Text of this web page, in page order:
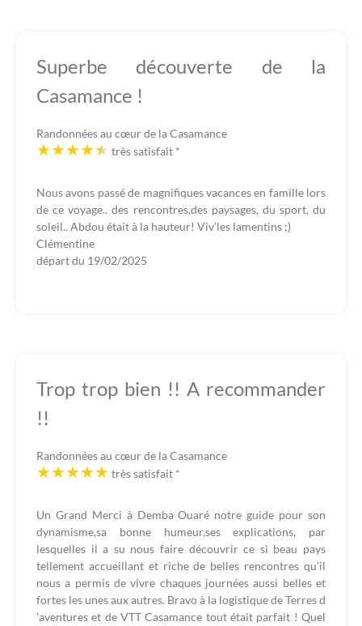
Superbe découverte de la
Casamance !
Randonnées au cœur de la Casamance
très satisfait *
Nous avons passé de magnifiques vacances en famille lors
de ce voyage.. des rencontres,des paysages, du sport, du
soleil.. Abdou était à la hauteur! Viv’les lamentins ;)
Clémentine
départ du 19/02/2025
Trop trop bien !! A recommander
!!
Randonnées au cœur de la Casamance
très satisfait *
Un Grand Merci à Demba Ouaré notre guide pour son
dynamisme,sa bonne humeur,ses explications, par
lesquelles il a su nous faire découvrir ce si beau pays
tellement accueillant et riche de belles rencontres qu'il
nous a permis de vivre chaques journées aussi belles et
fortes les unes aux autres. Bravo à la logistique de Terres d
'aventures et de VTT Casamance tout était parfait ! Quel